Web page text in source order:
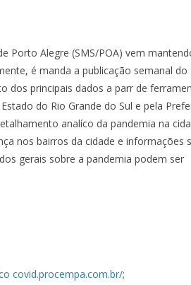
Porto Alegre (SMS/POA) vem
é manda a publicação semanal do
dos principais dados a parr de
do Rio Grande do Sul e pela
analíco da pandemia na
nos bairros da cidade e informações
gerais sobre a pandemia podem ser
covid.procempa.com.br/;